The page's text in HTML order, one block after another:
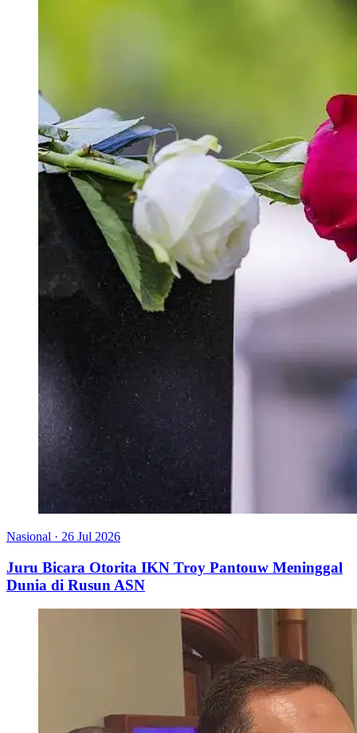
Nasional · 26 Jul 2026
Juru Bicara Otorita IKN Troy Pantouw Meninggal
Dunia di Rusun ASN